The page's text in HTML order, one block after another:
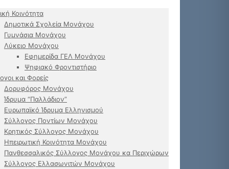
Κοινότητα
Δημοτικά Σχολεία Μονάχου
Γυμνάσια Μονάχου
Λύκειο Μονάχου
Εφημερίδα ΓΕΛ Μονάχου
Ψηφιακό Φροντιστήριο
και Φορείς
Δορυφόρος Μονάχου
Ίδρυμα “Παλλάδιον”
Ευρωπαϊκό Ίδρυμα Ελληνισμού
Σύλλογος Ποντίων Μονάχου
Κρητικός Σύλλογος Μονάχου
Ηπειρωτική Κοινότητα Μονάχου
Πανθεσσαλικός Σύλλογος Μονάχου κα Περιχώρων
Σύλλογος Ελλασωνιτών Μονάχου